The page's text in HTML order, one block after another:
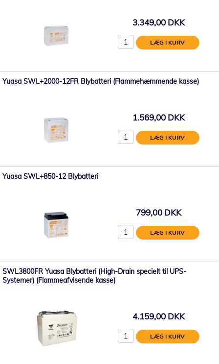
3.349,00 DKK
LÆG I KURV
Yuasa SWL+2000-12FR Blybatteri (Flammehæmmende kasse)
1.569,00 DKK
LÆG I KURV
Yuasa SWL+850-12 Blybatteri
799,00 DKK
LÆG I KURV
SWL3800FR Yuasa Blybatteri (High-Drain specielt til UPS-
Systemer) (Flammeafvisende kasse)
4.159,00 DKK
LÆG I KURV